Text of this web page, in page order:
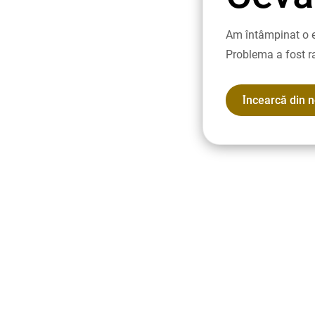
Am întâmpinat o
Problema a fost
Încearcă din